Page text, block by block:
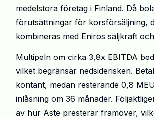
medelstora företag i Finland. Då
förutsättningar för korsförsäljning,
kombineras med Eniros säljkraft
Multipeln om cirka 3,8x EBITDA
vilket begränsar nedsiderisken.
kontant, medan resterande 0,8
inlåsning om 36 månader.
av hur Aste presterar framöver,